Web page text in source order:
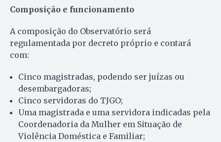
Composição e funcionamento
A composição do Observatório será
regulamentada por decreto próprio e contará
com:
Cinco magistradas, podendo ser juízas ou
desembargadoras;
Cinco servidoras do TJGO;
Uma magistrada e uma servidora indicadas pela
Coordenadoria da Mulher em Situação de
Violência Doméstica e Familiar;